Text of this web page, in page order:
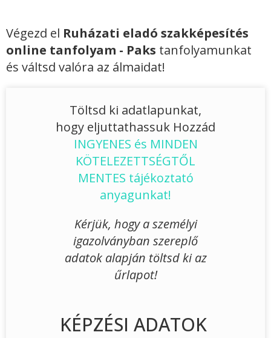
Végezd el Ruházati eladó szakképesítés
online tanfolyam - Paks tanfolyamunkat
és váltsd valóra az álmaidat!
Töltsd ki adatlapunkat,
hogy eljuttathassuk Hozzád
INGYENES és MINDEN
KÖTELEZETTSÉGTŐL
MENTES tájékoztató
anyagunkat!
Kérjük, hogy a személyi
igazolványban szereplő
adatok alapján töltsd ki az
űrlapot!
KÉPZÉSI ADATOK